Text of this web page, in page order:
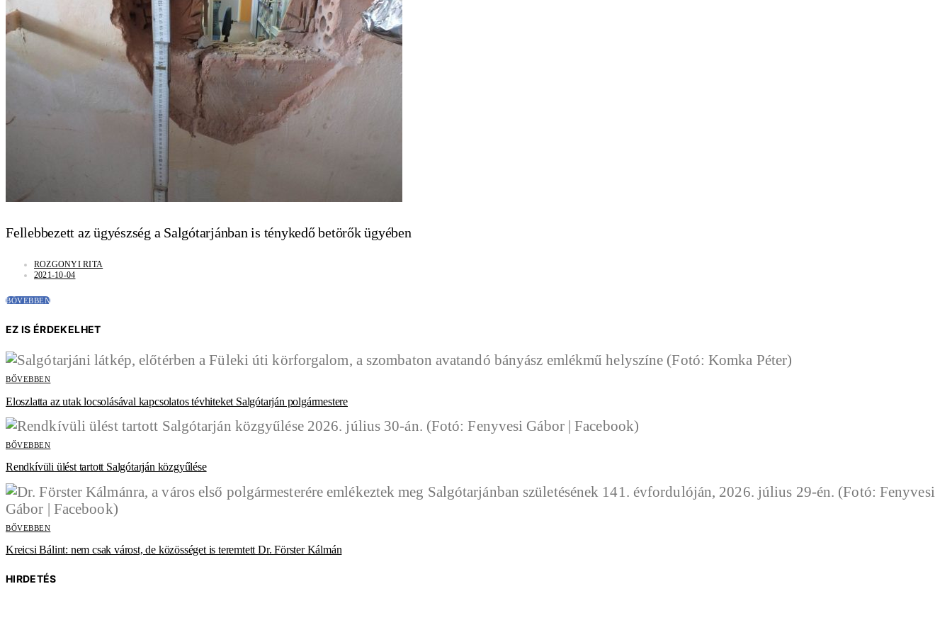
1 PERC OLVASÁS
Fellebbezett az ügyészség a Salgótarjánban is ténykedő betörők ügyében
ROZGONYI RITA
2021-10-04
BŐVEBBEN
EZ IS ÉRDEKELHET
BŐVEBBEN
Eloszlatta az utak locsolásával kapcsolatos tévhiteket Salgótarján polgármestere
BŐVEBBEN
Rendkívüli ülést tartott Salgótarján közgyűlése
BŐVEBBEN
Kreicsi Bálint: nem csak várost, de közösséget is teremtett Dr. Förster Kálmán
HIRDETÉS